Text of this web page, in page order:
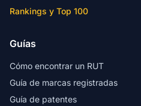
Rankings y Top 100
Guías
Cómo encontrar un RUT
Guía de marcas registradas
Guía de patentes